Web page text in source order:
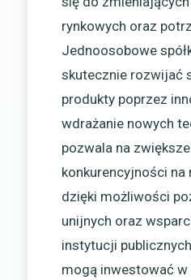
rynkowych oraz
Jednoosobowe
skutecznie rozwijać
produkty poprzez
wdrażanie nowych
pozwala na
konkurencyjności na
dzięki możliwości
unijnych oraz
instytucji
mogą inwestować